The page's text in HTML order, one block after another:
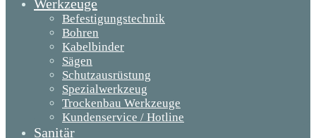
Werkzeuge
Befestigungstechnik
Bohren
Kabelbinder
Sägen
Schutzausrüstung
Spezialwerkzeug
Trockenbau Werkzeuge
Kundenservice / Hotline
Sanitär